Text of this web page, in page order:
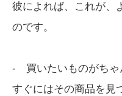
彼によれば、これが、
のです。
- 買いたいものがちゃ
すぐにはその商品を見